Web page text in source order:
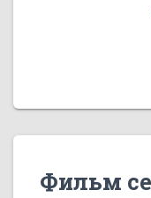
Фильм